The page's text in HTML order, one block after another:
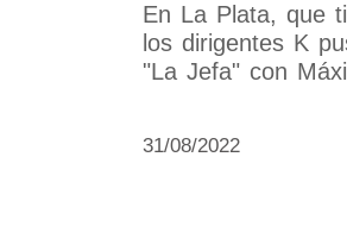
En La Plata, que
los dirigentes K
"La Jefa" con
31/08/2022